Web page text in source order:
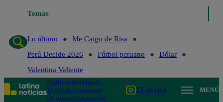
Temas
Lo último
Me Caigo de Risa
Perú Decide 2026
Fútbol peruano
Dólar
Valentina Valiente
PolíticaLimaMundo
Te ayudoTendencias
DeportesEspectáculos
TV en vivo MENÚ